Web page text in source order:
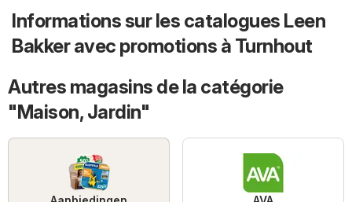
Informations sur les catalogues Leen
Bakker avec promotions à Turnhout
Autres magasins de la catégorie
"Maison, Jardin"